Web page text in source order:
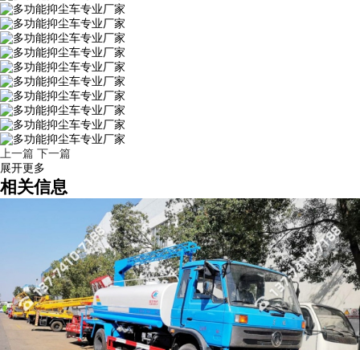
上一篇 下一篇
展开更多
相关信息